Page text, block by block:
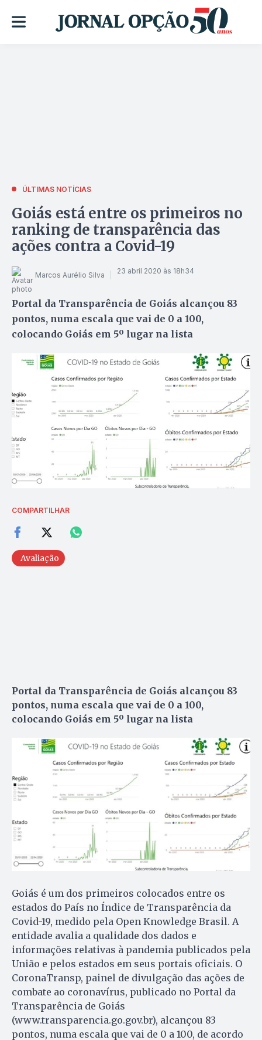
ÚLTIMAS NOTÍCIAS
Goiás está entre os primeiros no
ranking de transparência das
ações contra a Covid-19
Marcos Aurélio Silva 23 abril 2020 às 18h34
Portal da Transparência de Goiás alcançou 83
pontos, numa escala que vai de 0 a 100,
colocando Goiás em 5º lugar na lista
COMPARTILHAR
Avaliação
Portal da Transparência de Goiás alcançou 83
pontos, numa escala que vai de 0 a 100,
colocando Goiás em 5º lugar na lista
Goiás é um dos primeiros colocados entre os
estados do País no Índice de Transparência da
Covid-19, medido pela Open Knowledge Brasil. A
entidade avalia a qualidade dos dados e
informações relativas à pandemia publicados pela
União e pelos estados em seus portais oficiais. O
CoronaTransp, painel de divulgação das ações de
combate ao coronavírus, publicado no Portal da
Transparência de Goiás
(www.transparencia.go.gov.br), alcançou 83
pontos, numa escala que vai de 0 a 100, de acordo